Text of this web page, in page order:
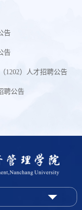
告
告
1202）人才招聘公告
聘公告